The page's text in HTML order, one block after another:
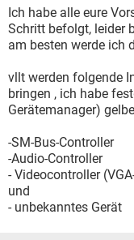
Ich habe alle eure
Schritt befolgt, leider
am besten werde ich
vllt werden folgende
bringen , ich habe
Gerätemanager)
-SM-Bus-Controller
-Audio-Controller
- Videocontroller
und
- unbekanntes Gerät